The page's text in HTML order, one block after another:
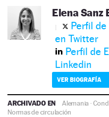
Elena Sanz
Perfil
en Twitter
Perfil de
Linkedin
VER BIOGRAFÍA
ARCHIVADO EN Alemania ·
Normas de circulación